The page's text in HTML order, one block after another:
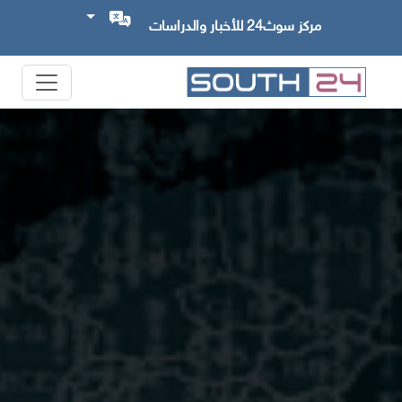
مركز سوث24 للأخبار والدراسات